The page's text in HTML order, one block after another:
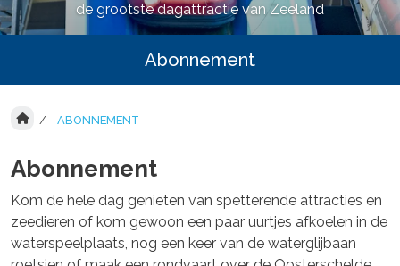
de grootste dagattractie van Zeeland
Abonnement
ABONNEMENT
Abonnement
Kom de hele dag genieten van spetterende attracties en
zeedieren of kom gewoon een paar uurtjes afkoelen in de
waterspeelplaats, nog een keer van de waterglijbaan